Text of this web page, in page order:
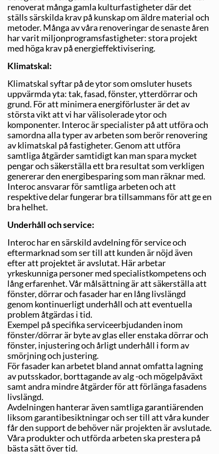
renoverat många gamla kulturfastigheter där det
ställs särskilda krav på kunskap om äldre material och
metoder. Många av våra renoveringar de senaste åren
har varit miljonprogramsfastigheter: stora projekt
med höga krav på energieffektivisering.
Klimatskal:
Klimatskal syftar på de ytor som omsluter husets
uppvärmda yta: tak, fasad, fönster, ytterdörrar och
grund. För att minimera energiförluster är det av
största vikt att vi har välisolerade ytor och
komponenter. Interoc är specialister på att utföra och
samordna alla typer av arbeten som berör renovering
av klimatskal på fastigheter. Genom att utföra
samtliga åtgärder samtidigt kan man spara mycket
pengar och säkerställa ett bra resultat som verkligen
genererar den energibesparing som man räknar med.
Interoc ansvarar för samtliga arbeten och att
respektive delar fungerar bra tillsammans för att ge en
bra helhet.
Underhåll och service:
Interoc har en särskild avdelning för service och
eftermarknad som ser till att kunden är nöjd även
efter att projektet är avslutat. Här arbetar
yrkeskunniga personer med specialistkompetens och
lång erfarenhet. Vår målsättning är att säkerställa att
fönster, dörrar och fasader har en lång livslängd
genom kontinuerligt underhåll och att eventuella
problem åtgärdas i tid.
Exempel på specifika serviceerbjudanden inom
fönster/dörrar är byte av glas eller enstaka dörrar och
fönster, injustering och årligt underhåll i form av
smörjning och justering.
För fasader kan arbetet bland annat omfatta lagning
av putsskador, borttagande av alg -och mögelpåväxt
samt andra mindre åtgärder för att förlänga fasadens
livslängd.
Avdelningen hanterar även samtliga garantiärenden
liksom garantibesiktningar och ser till att våra kunder
får den support de behöver när projekten är avslutade.
Våra produkter och utförda arbeten ska prestera på
bästa sätt över tid.